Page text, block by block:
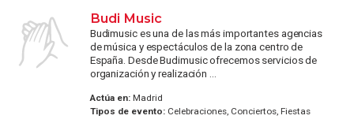
Budi Music
Budimusic es una de las más importantes agencias
de música y espectáculos de la zona centro de
España. Desde Budimusic ofrecemos servicios de
organización y realización ...
Actúa en:Madrid
Tipos de evento:Celebraciones, Conciertos, Fiestas